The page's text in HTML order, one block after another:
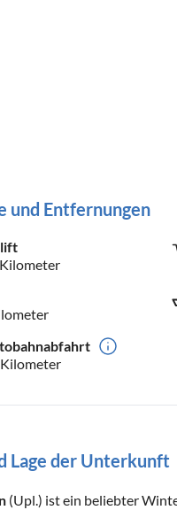
und Entfernungen
Lage der Unterkunft
(Upl.) ist ein beliebter